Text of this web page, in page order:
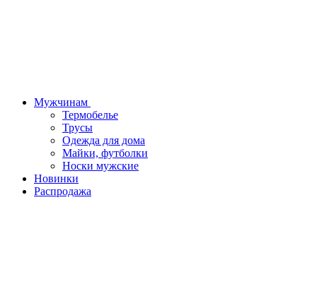
Мужчинам
Термобелье
Трусы
Одежда для дома
Майки, футболки
Носки мужские
Новинки
Распродажа